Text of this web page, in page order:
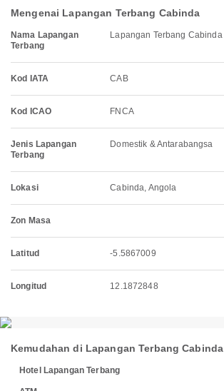
Mengenai Lapangan Terbang Cabinda
Nama Lapangan
Terbang
Lapangan Terbang Cabinda
Kod IATA CAB
Kod ICAO FNCA
Jenis Lapangan
Terbang
Domestik & Antarabangsa
Lokasi Cabinda, Angola
Zon Masa
Latitud -5.5867009
Longitud 12.1872848
Kemudahan di Lapangan Terbang Cabinda
Hotel Lapangan Terbang